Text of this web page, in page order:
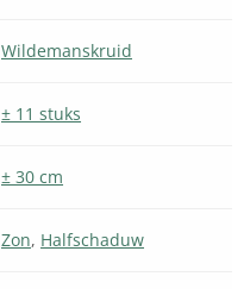
Wildemanskruid
± 11 stuks
± 30 cm
Zon, Halfschaduw